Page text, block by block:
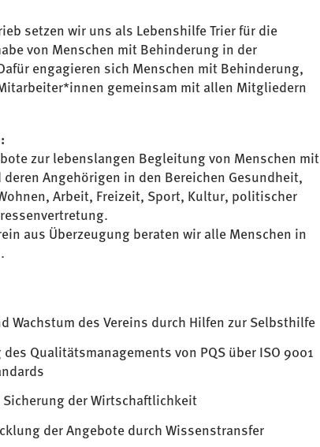
setzen wir uns als Lebenshilfe Trier für die
von Menschen mit Behinderung in der
engagieren sich Menschen mit Behinderung,
gemeinsam mit allen Mitgliedern
zur lebenslangen Begleitung von Menschen mit
Angehörigen in den Bereichen Gesundheit,
Arbeit, Freizeit, Sport, Kultur, politischer
aus Überzeugung beraten wir alle Menschen in
Wachstum des Vereins durch Hilfen zur Selbsthilfe
Qualitätsmanagements von PQS über ISO 9001
der Wirtschaftlichkeit
der Angebote durch Wissenstransfer